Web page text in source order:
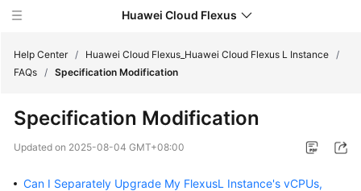
Huawei Cloud Flexus
What's
Help Center / Huawei Cloud Flexus_Huawei Cloud Flexus L Instance /
FAQs / Specification Modification
Specification Modification
Updated on 2025-08-04 GMT+08:00
Can I Separately Upgrade My FlexusL Instance's vCPUs,